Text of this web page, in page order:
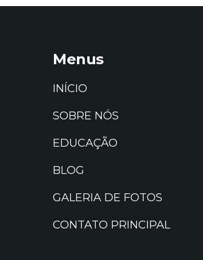
Menus
INÍCIO
SOBRE NÓS
EDUCAÇÃO
BLOG
GALERIA DE FOTOS
CONTATO PRINCIPAL